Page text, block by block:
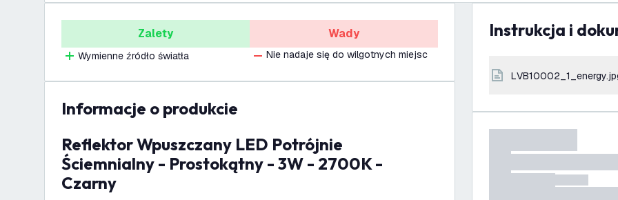
Zalety
Wymienne źródło światła
Wady
Nie nadaje się do wilgotnych miejsc
informacje o produkcie
Reflektor Wpuszczany LED Potrójnie
Ściemnialny - Prostokątny - 3W - 2700K -
Czarny
Instrukcja i